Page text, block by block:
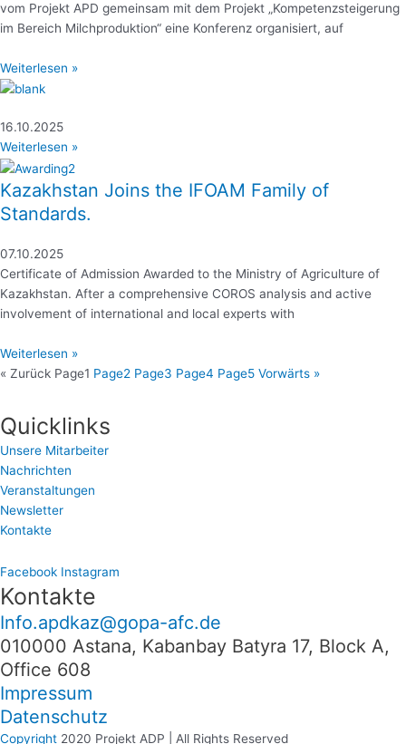
vom Projekt APD gemeinsam mit dem Projekt „Kompetenzsteigerung
im Bereich Milchproduktion“ eine Konferenz organisiert, auf
Weiterlesen »
16.10.2025
Weiterlesen »
Kazakhstan Joins the IFOAM Family of
Standards.
07.10.2025
Certificate of Admission Awarded to the Ministry of Agriculture of
Kazakhstan. After a comprehensive COROS analysis and active
involvement of international and local experts with
Weiterlesen »
« Zurück Page1 Page2 Page3 Page4 Page5 Vorwärts »
Quicklinks
Unsere Mitarbeiter
Nachrichten
Veranstaltungen
Newsletter
Kontakte
Facebook Instagram
Kontakte
Info.apdkaz@gopa-afc.de
010000 Astana, Kabanbay Batyra 17, Block A,
Office 608
Impressum
Datenschutz
Copyright 2020 Projekt ADP | All Rights Reserved